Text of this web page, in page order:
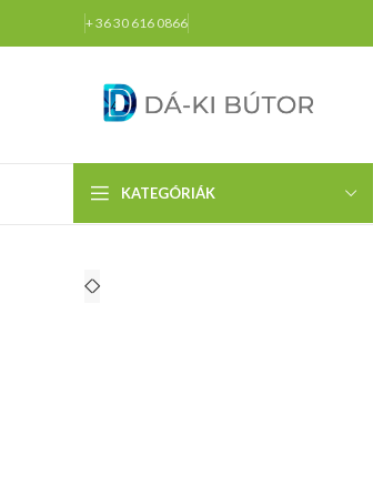
+ 36 30 616 0866
KATEGÓRIÁK